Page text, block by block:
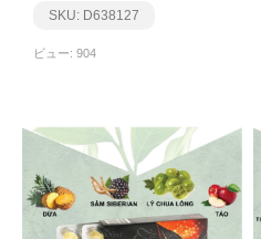
SKU: D638127
ビュー: 904